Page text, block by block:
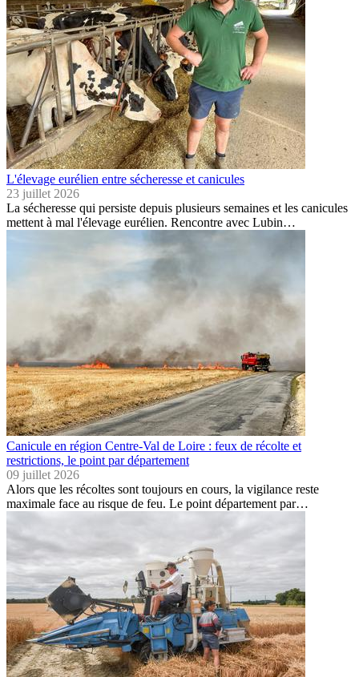
L'élevage eurélien entre sécheresse et canicules
23 juillet 2026
La sécheresse qui persiste depuis plusieurs semaines et les canicules
mettent à mal l'élevage eurélien. Rencontre avec Lubin…
Canicule en région Centre-Val de Loire : feux de récolte et
restrictions, le point par département
09 juillet 2026
Alors que les récoltes sont toujours en cours, la vigilance reste
maximale face au risque de feu. Le point département par…